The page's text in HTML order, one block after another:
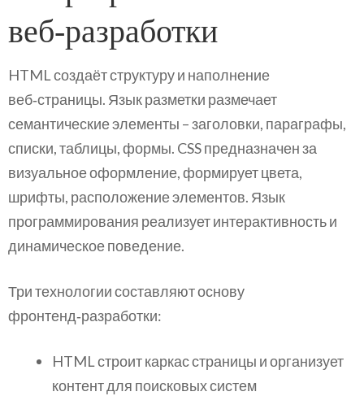
веб‑разработки
HTML создаёт структуру и наполнение
веб‑страницы. Язык разметки размечает
семантические элементы – заголовки, параграфы,
списки, таблицы, формы. CSS предназначен за
визуальное оформление, формирует цвета,
шрифты, расположение элементов. Язык
программирования реализует интерактивность и
динамическое поведение.
Три технологии составляют основу
фронтенд‑разработки:
HTML строит каркас страницы и организует
контент для поисковых систем